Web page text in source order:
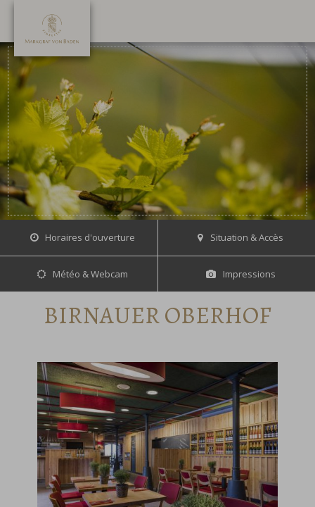
Horaires d'ouverture Situation & Accès
Météo & Webcam Impressions
BIRNAUER OBERHOF